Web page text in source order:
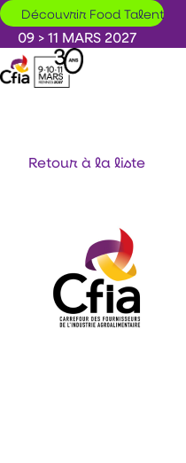
Aller au contenu principal
Découvrir Food Talent
09 > 11 MARS 2027
Retour à la liste